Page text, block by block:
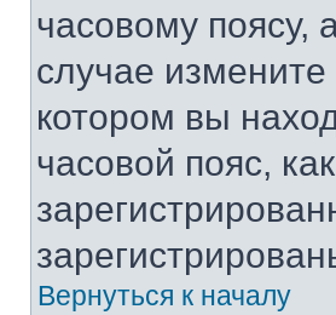
часовому поясу,
случае
котором вы
часовой пояс,
Вернуться к началу